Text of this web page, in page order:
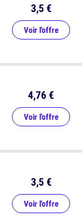
3,5 €
Voir l'offre
3,5 €
Voir l'offre
4,76 €
Voir l'offre